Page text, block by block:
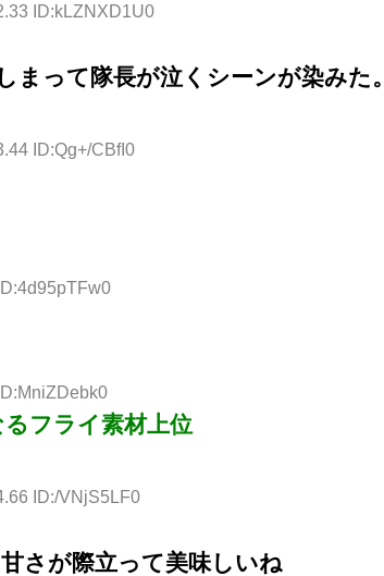
ID:kLZNXD1U0
まって隊長が泣くシーンが染みた。
ID:Qg+/CBfI0
フライ素材上位
ID:/VNjS5LF0
さが際立って美味しいね